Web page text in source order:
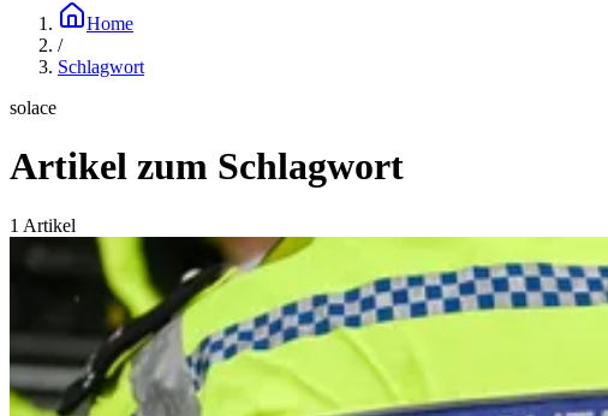
Home
/
Schlagwort
solace
Artikel zum Schlagwort
1 Artikel